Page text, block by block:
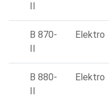
II
B 870-
II
Elektro
B 880-
II
Elektro